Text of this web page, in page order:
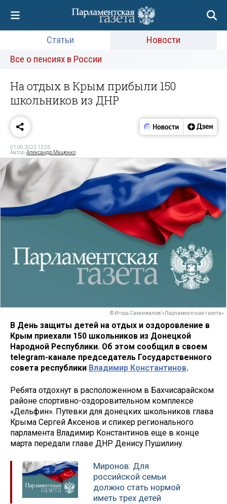
Статьи
Новости
Все о пенсиях в России
На отдых в Крым прибыли 150
школьников из ДНР
01.06.2022 12:05
Автор:Александр Мащенко
© Игорь Самохвалов/«Парламентская газета»
В День защиты детей на отдых и оздоровление в
Крым приехали 150 школьников из Донецкой
Народной Республики. Об этом сообщил в своем
telegram-канале председатель Государственного
совета республики Владимир Константинов.
Ребята отдохнут в расположенном в Бахчисарайском
районе спортивно-оздоровительном комплексе
«Дельфин». Путевки для донецких школьников глава
Крыма Сергей Аксенов и спикер регионального
парламента Владимир Константинов еще в конце
марта передали главе ДНР Денису Пушилину.
Миронов: Для
российской семьи
должно стать нормой
иметь трех детей